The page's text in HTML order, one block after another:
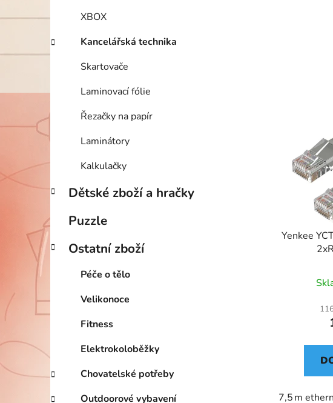
XBOX
Kancelářská technika
Skartovače
Laminovací fólie
Řezačky na papír
Laminátory
Kalkulačky
Dětské zboží a hračky
Puzzle
Ostatní zboží
Péče o tělo
Velikonoce
Fitness
Elektrokoloběžky
Chovatelské potřeby
Outdoorové vybavení
Yenkee
7,5 m